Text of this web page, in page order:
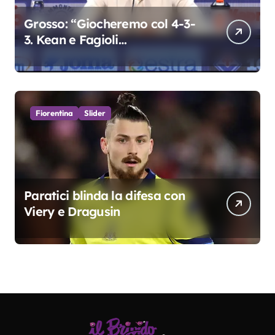
Grosso: “Giocheremo col 4-3-
3. Kean e Fagioli
colpo”
Fiorentina Slider
Paratici blinda la difesa con
Viery e Dragusin